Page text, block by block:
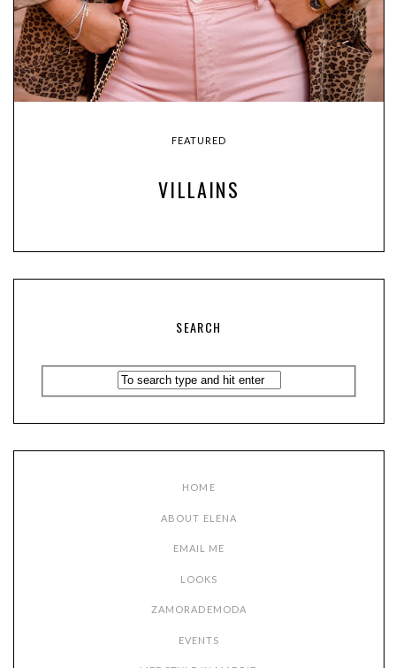
FEATURED
VILLAINS
SEARCH
HOME
ABOUT ELENA
EMAIL ME
LOOKS
ZAMORADEMODA
EVENTS